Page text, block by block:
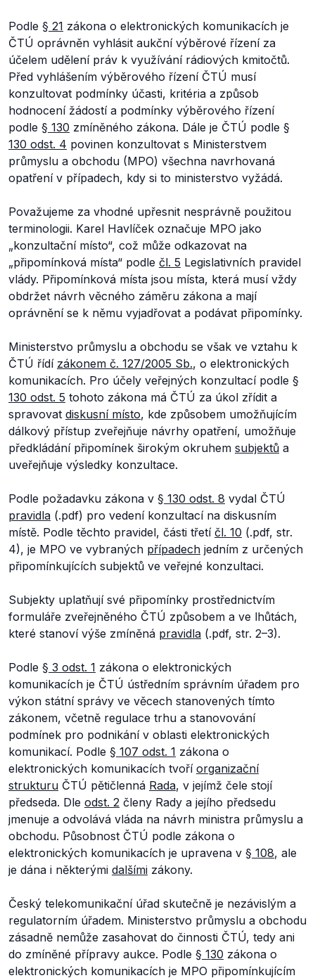
Podle § 21 zákona o elektronických komunikacích je
ČTÚ oprávněn vyhlásit aukční výběrové řízení za
účelem udělení práv k využívání rádiových kmitočtů.
Před vyhlášením výběrového řízení ČTÚ musí
konzultovat podmínky účasti, kritéria a způsob
hodnocení žádostí a podmínky výběrového řízení
podle § 130 zmíněného zákona. Dále je ČTÚ podle §
130 odst. 4 povinen konzultovat s Ministerstvem
průmyslu a obchodu (MPO) všechna navrhovaná
opatření v případech, kdy si to ministerstvo vyžádá.
Považujeme za vhodné upřesnit nesprávně použitou
terminologii. Karel Havlíček označuje MPO jako
„konzultační místo“, což může odkazovat na
„připomínková místa“ podle čl. 5 Legislativních pravidel
vlády. Připomínková místa jsou místa, která musí vždy
obdržet návrh věcného záměru zákona a mají
oprávnění se k němu vyjadřovat a podávat připomínky.
Ministerstvo průmyslu a obchodu se však ve vztahu k
ČTÚ řídí zákonem č. 127/2005 Sb., o elektronických
komunikacích. Pro účely veřejných konzultací podle §
130 odst. 5 tohoto zákona má ČTÚ za úkol zřídit a
spravovat diskusní místo, kde způsobem umožňujícím
dálkový přístup zveřejňuje návrhy opatření, umožňuje
předkládání připomínek širokým okruhem subjektů a
uveřejňuje výsledky konzultace.
Podle požadavku zákona v § 130 odst. 8 vydal ČTÚ
pravidla (.pdf) pro vedení konzultací na diskusním
místě. Podle těchto pravidel, části třetí čl. 10 (.pdf, str.
4), je MPO ve vybraných případech jedním z určených
připomínkujících subjektů ve veřejné konzultaci.
Subjekty uplatňují své připomínky prostřednictvím
formuláře zveřejněného ČTÚ způsobem a ve lhůtách,
které stanoví výše zmíněná pravidla (.pdf, str. 2–3).
Podle § 3 odst. 1 zákona o elektronických
komunikacích je ČTÚ ústředním správním úřadem pro
výkon státní správy ve věcech stanovených tímto
zákonem, včetně regulace trhu a stanovování
podmínek pro podnikání v oblasti elektronických
komunikací. Podle § 107 odst. 1 zákona o
elektronických komunikacích tvoří organizační
strukturu ČTÚ pětičlenná Rada, v jejímž čele stojí
předseda. Dle odst. 2 členy Rady a jejího předsedu
jmenuje a odvolává vláda na návrh ministra průmyslu a
obchodu. Působnost ČTÚ podle zákona o
elektronických komunikacích je upravena v § 108, ale
je dána i některými dalšími zákony.
Český telekomunikační úřad skutečně je nezávislým a
regulatorním úřadem. Ministerstvo průmyslu a obchodu
zásadně nemůže zasahovat do činnosti ČTÚ, tedy ani
do zmíněné přípravy aukce. Podle § 130 zákona o
elektronických komunikacích je MPO připomínkujícím